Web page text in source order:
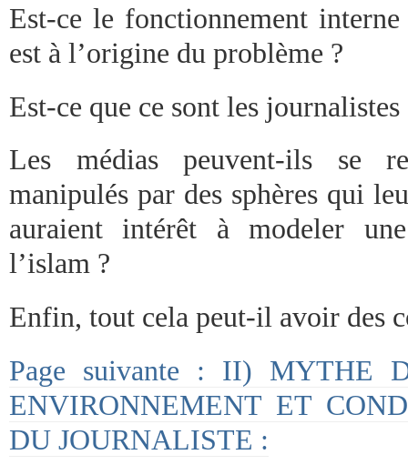
Est-ce le fonctionnement
est à l’origine du problème ?
Est-ce que ce sont les
Les médias peuvent-ils se
manipulés par des sphères qui
auraient intérêt à modeler
l’islam ?
Enfin, tout cela peut-il avoir des
Page suivante : II) MYTHE
ENVIRONNEMENT ET
DU JOURNALISTE :